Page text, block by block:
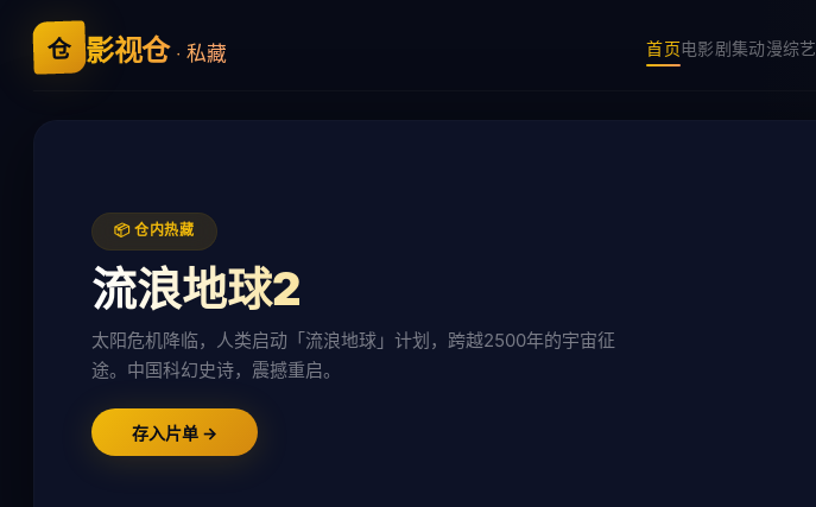
仓 影视仓 · 私藏 首页电影剧集动漫综艺
📦 仓内热藏
流浪地球2
太阳危机降临，人类启动「流浪地球」计划，跨越2500年的宇宙征
途。中国科幻史诗，震撼重启。
存入片单 →